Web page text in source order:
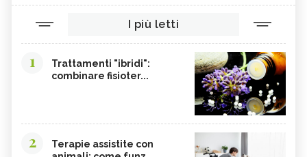
I più letti
1
Trattamenti "ibridi":
combinare fisioter...
2
Terapie assistite con